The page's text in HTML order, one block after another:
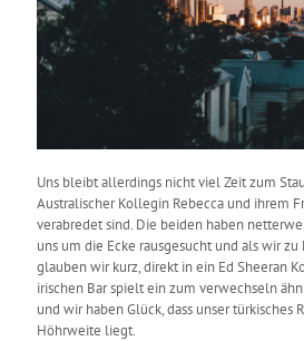
Uns bleibt allerdings nicht viel Zeit zum
Australischer Kollegin Rebecca und ihrem
verabredet sind. Die beiden haben
uns um die Ecke rausgesucht und als wir
glauben wir kurz, direkt in ein Ed Sheeran
irischen Bar spielt ein zum verwechseln
und wir haben Glück, dass unser türkisches
Höhrweite liegt.